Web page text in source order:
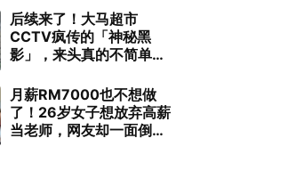
后续来了！大马超市
CCTV疯传的「神秘黑
影」，来头真的不简单…
月薪RM7000也不想做
了！26岁女子想放弃高薪
当老师，网友却一面倒劝